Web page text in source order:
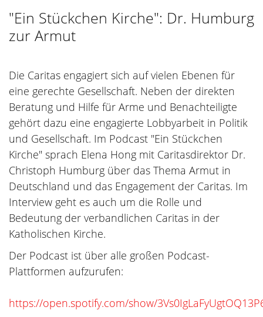
"Ein Stückchen Kirche": Dr. Humburg
zur Armut
Die Caritas engagiert sich auf vielen Ebenen für
eine gerechte Gesellschaft. Neben der direkten
Beratung und Hilfe für Arme und Benachteiligte
gehört dazu eine engagierte Lobbyarbeit in Politik
und Gesellschaft. Im Podcast "Ein Stückchen
Kirche" sprach Elena Hong mit Caritasdirektor Dr.
Christoph Humburg über das Thema Armut in
Deutschland und das Engagement der Caritas. Im
Interview geht es auch um die Rolle und
Bedeutung der verbandlichen Caritas in der
Katholischen Kirche.
Der Podcast ist über alle großen Podcast-
Plattformen aufzurufen:
https://open.spotify.com/show/